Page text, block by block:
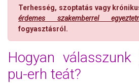
Terhesség, szoptatás vagy
érdemes szakemberrel
fogyasztásról.
Hogyan
pu-erh teát?